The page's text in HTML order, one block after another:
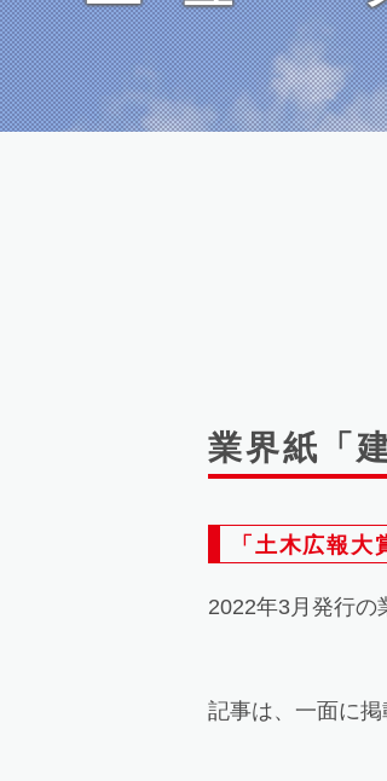
業界紙「
「土木広報
2022年3月発行の
記事は、一面に